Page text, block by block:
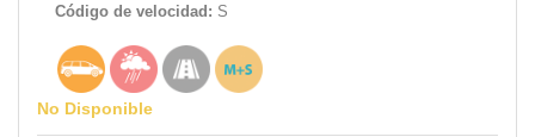
Código de velocidad: S
No Disponible